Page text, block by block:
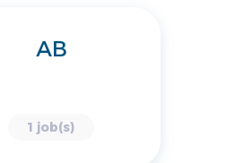
AB
1 job(s)